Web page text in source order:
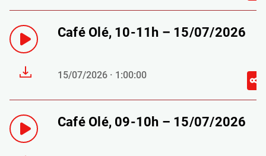
Café Olé, 10-11h – 15/07/2026
15/07/2026 · 1:00:00
Café Olé, 09-10h – 15/07/2026